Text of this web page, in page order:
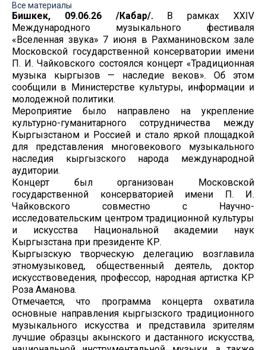
Все материалы
Бишкек, 09.06.26 /Кабар/.В рамках XXIV
Международного музыкального фестиваля
«Вселенная звука» 7 июня в Рахманиновском зале
Московской государственной консерватории имени
П. И. Чайковского состоялся концерт «Традиционная
музыка кыргызов — наследие веков». Об этом
сообщили в Министерстве культуры, информации и
молодежной политики.
Мероприятие было направлено на укрепление
культурно-гуманитарного сотрудничества между
Кыргызстаном и Россией и стало яркой площадкой
для представления многовекового музыкального
наследия кыргызского народа международной
аудитории.
Концерт был организован Московской
государственной консерваторией имени П. И.
Чайковского совместно с Научно-
исследовательским центром традиционной культуры
и искусства Национальной академии наук
Кыргызстана при президенте КР.
Кыргызскую творческую делегацию возглавила
этномузыковед, общественный деятель, доктор
искусствоведения, профессор, народная артистка КР
Роза Аманова.
Отмечается, что программа концерта охватила
основные направления кыргызского традиционного
музыкального искусства и представила зрителям
лучшие образцы акынского и дастанного искусства,